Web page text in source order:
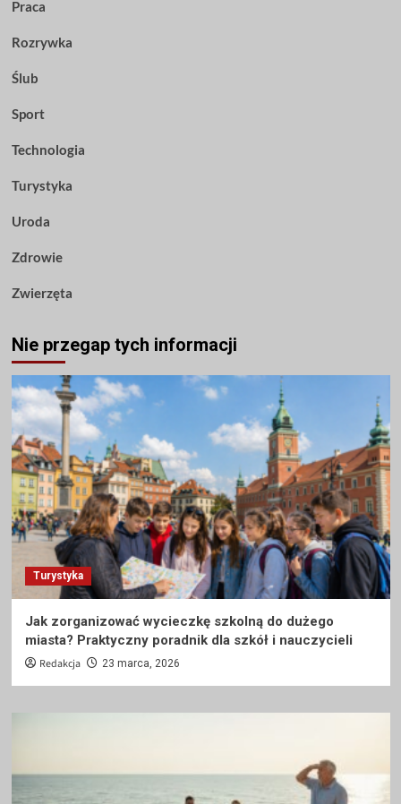
Praca
Rozrywka
Ślub
Sport
Technologia
Turystyka
Uroda
Zdrowie
Zwierzęta
Nie przegap tych informacji
Turystyka
Jak zorganizować wycieczkę szkolną do dużego
miasta? Praktyczny poradnik dla szkół i nauczycieli
Redakcja 23 marca, 2026